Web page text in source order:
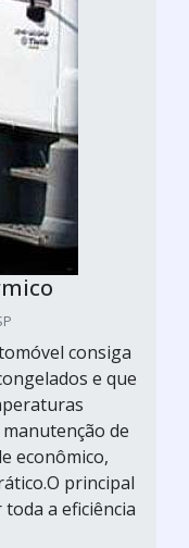
consiga
e que
de
econômico,
principal
a eficiência